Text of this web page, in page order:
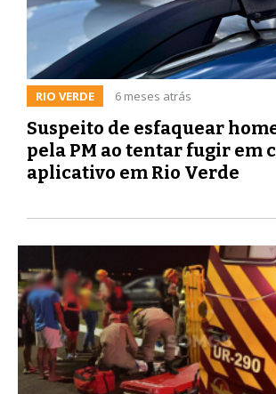
RIO VERDE 6 meses atrás
Suspeito de esfaquear
pela PM ao tentar fugir em
aplicativo em Rio Verde